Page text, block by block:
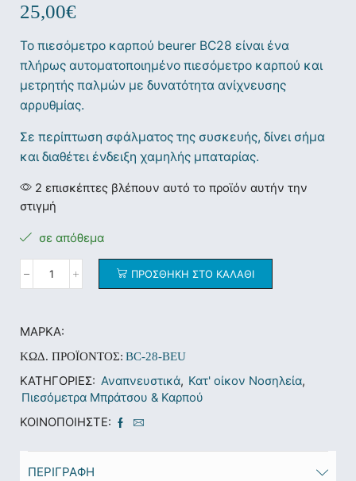
25,00€
Το πιεσόμετρο καρπού beurer BC28 είναι ένα
πλήρως αυτοματοποιημένο πιεσόμετρο καρπού και
μετρητής παλμών με δυνατότητα ανίχνευσης
αρρυθμίας.
Σε περίπτωση σφάλματος της συσκευής, δίνει σήμα
και διαθέτει ένδειξη χαμηλής μπαταρίας.
2 επισκέπτες βλέπουν αυτό το προϊόν αυτήν την
στιγμή
σε απόθεμα
ΠΡΟΣΘΉΚΗ ΣΤΟ ΚΑΛΆΘΙ
ΜΆΡΚΑ:
ΚΩΔ. ΠΡΟΪΌΝΤΟΣ: BC-28-BEU
ΚΑΤΗΓΟΡΊΕΣ: Αναπνευστικά, Κατ' οίκον Νοσηλεία,
Πιεσόμετρα Μπράτσου & Καρπού
ΚΟΙΝΟΠΟΙΉΣΤΕ:
ΠΕΡΙΓΡΑΦΉ